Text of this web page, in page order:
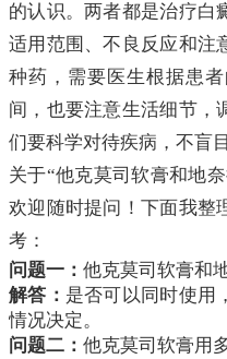
的认识。两者都是治疗白
适用范围、不良反应和注
种药，需要医生根据患
间，也要注意生活细节，
们要科学对待疾病，不盲
关于“他克莫司软膏和地
欢迎随时提问！下面我整
考：
问题一： 他克莫司软膏和
解答： 是否可以同时使用
情况决定。
问题二： 他克莫司软膏用